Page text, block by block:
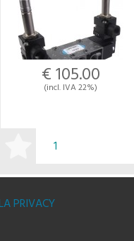
€ 105.00
(incl. IVA 22%)
PRIVACY